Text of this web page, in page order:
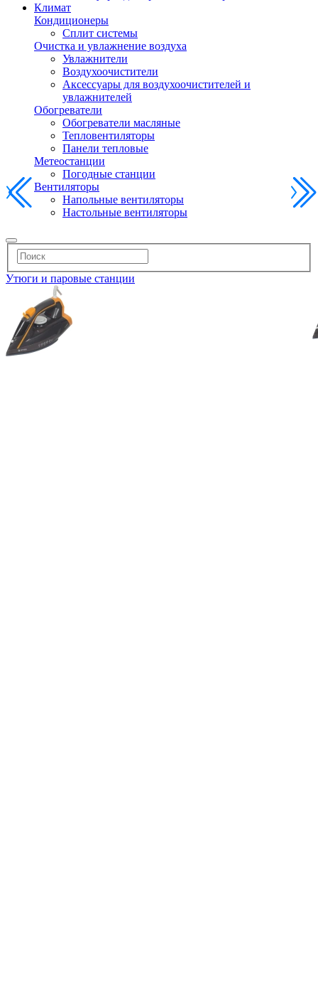
Климат
Кондиционеры
Сплит системы
Очистка и увлажнение воздуха
Увлажнители
Воздухоочистители
Аксессуары для воздухоочистителей и
увлажнителей
Обогреватели
Обогреватели масляные
Тепловентиляторы
Панели тепловые
Метеостанции
Погодные станции
Вентиляторы
Напольные вентиляторы
Настольные вентиляторы
Утюги и паровые станции